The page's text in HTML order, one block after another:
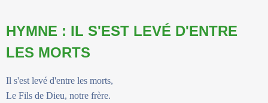
HYMNE : IL S'EST LEVÉ D'ENTRE
LES MORTS
Il s'est levé d'entre les morts,
Le Fils de Dieu, notre frère.